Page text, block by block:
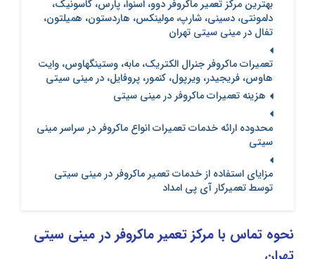
بهترین مرکز تعمیر ماکروفر دوو، اسنوا، پارس، گاسونیک،
دلمونتی، دسینی، شارپ، مولینکس، هاردستون، همیلتون،
تفال در مینی سیتی تهران
تعمیرات ماکروفر جنرال الکتریک، مابه، وستینگهاوس، وایت
هاوس، فریجیدر، ویرپول، کنمور، پروفایل، در مینی سیتی
هزینه تعمیرات ماکروفر در مینی سیتی
محدوده ارائه خدمات تعمیرات انواع ماکروفر در سراسر مینی
سیتی
مزایای استفاده از خدمات تعمیر ماکروفر در مینی سیتی
توسط تعمیرکار آی پی امداد
نحوه تماس با مرکز تعمیر ماکروفر در مینی سیتی